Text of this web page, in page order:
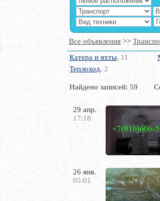
Все объявления >>
Катера и яхты, 11
Теплоход, 2
Найдено записей: 59
29 апр.
17:18
26 янв.
05:01